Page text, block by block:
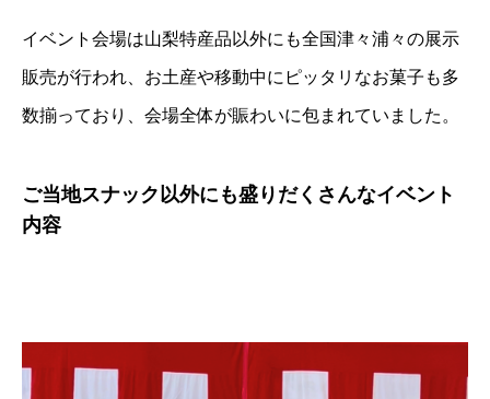
イベント会場は山梨特産品以外にも全国津々浦々の展示
販売が行われ、お土産や移動中にピッタリなお菓子も多
数揃っており、会場全体が賑わいに包まれていました。
ご当地スナック以外にも盛りだくさんなイベント
内容